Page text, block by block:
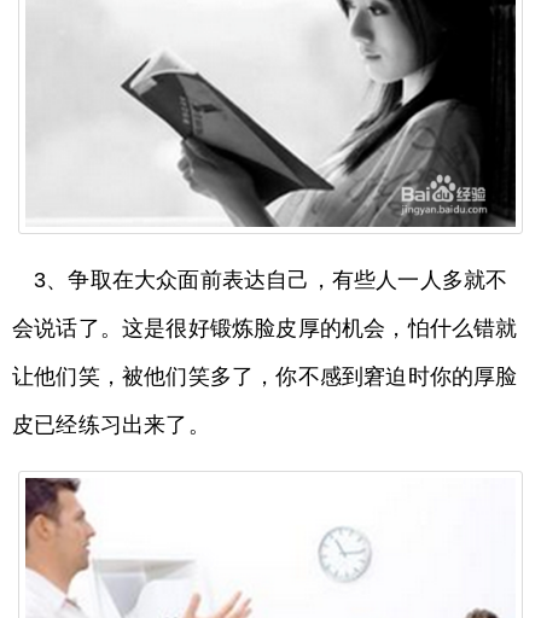
3、争取在大众面前表达自己，有些人一人多就不
会说话了。这是很好锻炼脸皮厚的机会，怕什么错就
让他们笑，被他们笑多了，你不感到窘迫时你的厚脸
皮已经练习出来了。